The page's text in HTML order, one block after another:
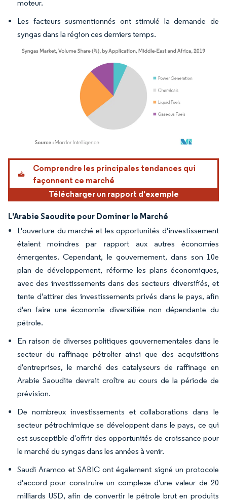
moteur.
Les facteurs susmentionnés ont stimulé la demande de
syngas dans la région ces derniers temps.
Image © Mordor Intelligence. La réutilisation nécessite une attribution sous CC BY
Comprendre les principales tendances qui
façonnent ce marché
Télécharger un rapport d'exemple
L'Arabie Saoudite pour Dominer le Marché
L'ouverture du marché et les opportunités d'investissement
étaient moindres par rapport aux autres économies
émergentes. Cependant, le gouvernement, dans son 10e
plan de développement, réforme les plans économiques,
avec des investissements dans des secteurs diversifiés, et
tente d'attirer des investissements privés dans le pays, afin
d'en faire une économie diversifiée non dépendante du
pétrole.
En raison de diverses politiques gouvernementales dans le
secteur du raffinage pétrolier ainsi que des acquisitions
d'entreprises, le marché des catalyseurs de raffinage en
Arabie Saoudite devrait croître au cours de la période de
prévision.
De nombreux investissements et collaborations dans le
secteur pétrochimique se développent dans le pays, ce qui
est susceptible d'offrir des opportunités de croissance pour
le marché du syngas dans les années à venir.
Saudi Aramco et SABIC ont également signé un protocole
d'accord pour construire un complexe d'une valeur de 20
milliards USD, afin de convertir le pétrole brut en produits